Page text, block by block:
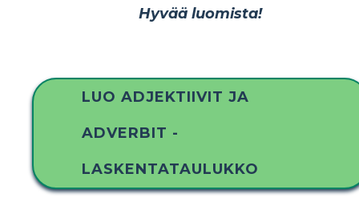
Hyvää luomista!
LUO ADJEKTIIVIT JA
ADVERBIT -
LASKENTATAULUKKO